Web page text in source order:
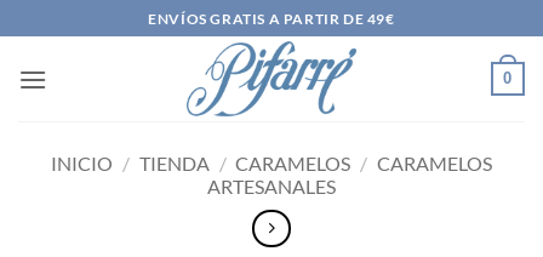
al
contenido
ENVÍOS GRATIS A PARTIR DE 49€
0
INICIO / TIENDA / CARAMELOS / CARAMELOS
ARTESANALES